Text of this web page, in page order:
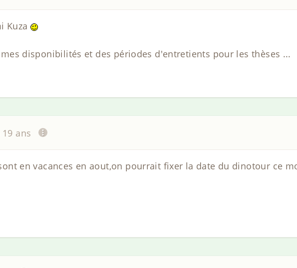
Kuza
disponibilités et des périodes d'entretients pour les thèses ...
ans
en vacances en aout,on pourrait fixer la date du dinotour ce